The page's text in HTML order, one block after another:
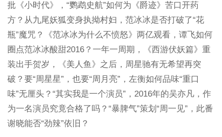
批《小时代》，“鹦鹉史航”如何为《爵迹》苦口开药
方？从九尾妖狐变身执拗村妇，范冰冰是否打破了“花
瓶”魔咒？《范冰冰为什么不愤怒》两亿观看，谭飞如何
圈点范冰冰酸甜2016？一年一周期，《西游伏妖篇》重
装出手贺岁，《美人鱼》之后，周星驰有无希望再突
破？要“周星星”，也要“周月亮”，左衡如何品味“重口
味”无厘头？“其实我是一个演员”，2016年的吴亦凡，作
为一名演员究竟合格了吗？“暴脾气”策划“周一见”，此番
谢晓能否“劲辣”依旧？